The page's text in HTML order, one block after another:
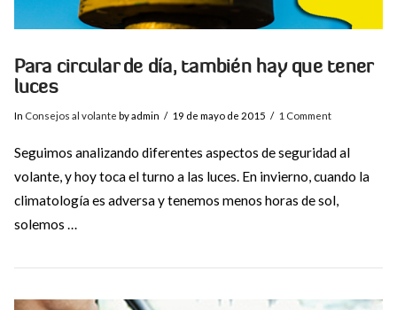
Para circular de día, también hay que tener
luces
In Consejos al volante by admin 19 de mayo de 2015 1 Comment
Seguimos analizando diferentes aspectos de seguridad al
volante, y hoy toca el turno a las luces. En invierno, cuando la
climatología es adversa y tenemos menos horas de sol,
solemos …